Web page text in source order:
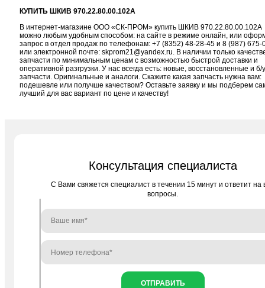
КУПИТЬ ШКИВ 970.22.80.00.102А
В интернет-магазине ООО «СК-ПРОМ» купить ШКИВ 970.22.80.00.102А
можно любым удобным способом: на сайте в режиме онлайн, или
запрос в отдел продаж по телефонам: +7 (8352) 48-28-45и 8 (987) 675-
или электронной почте: skprom21@yandex.ru. В наличии только
запчасти по минимальным ценам с возможностью быстрой доставки и
оперативной разгрузки. У нас всегда есть: новые, восстановленные и б/у
запчасти. Оригинальные и аналоги. Скажите какая запчасть нужна вам:
подешевле или получше качеством? Оставьте заявку и мы подберем
лучший для вас вариант по цене и качеству!
Консультация специалиста
C Вами свяжется специалист в течении 15 минут и ответит на
вопросы.
ОТПРАВИТЬ